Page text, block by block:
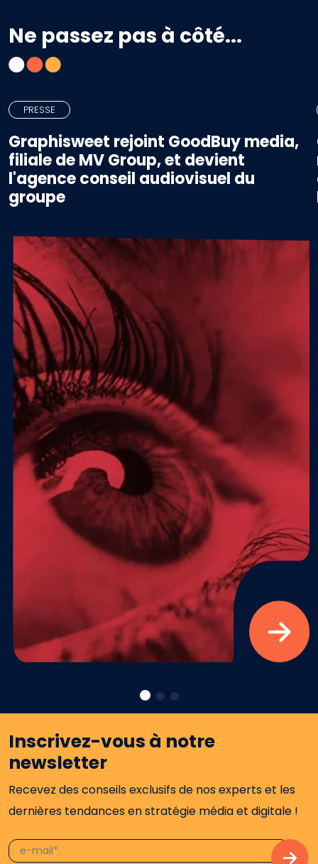
Ne passez pas à côté...
PRESSE
Graphisweet rejoint GoodBuy media,
filiale de MV Group, et devient
l'agence conseil audiovisuel du
groupe
Inscrivez-vous à notre
newsletter
Recevez des conseils exclusifs de nos experts et les
dernières tendances en stratégie média et digitale !